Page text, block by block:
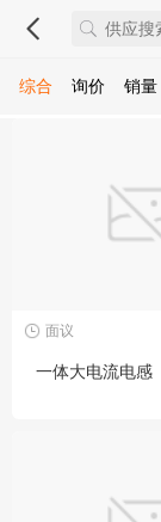
综合 询价 销量
面议
一体大电流电感